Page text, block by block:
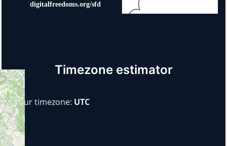
Timezone estimator
Your timezone: UTC